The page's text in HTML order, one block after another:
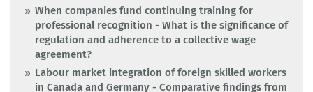
When companies fund continuing training for
professional recognition - What is the significance of
regulation and adherence to a collective wage
agreement?
Labour market integration of foreign skilled workers
in Canada and Germany - Comparative findings from